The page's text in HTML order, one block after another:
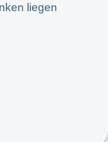
liegen